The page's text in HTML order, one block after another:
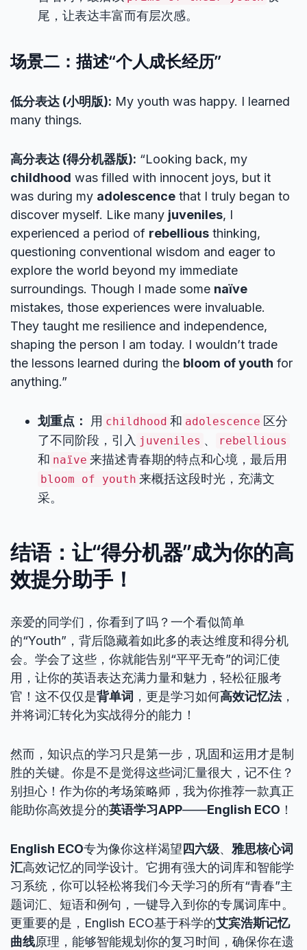
尾，让表达丰富而有层次感。
场景二：描述“个人成长经历”
低分表达 (小明版): My youth was happy. I learned
many things.
高分表达 (得分机器版): “Looking back, my
childhood was filled with innocent joys, but it
was during my adolescence that I truly began to
discover myself. Like many juveniles, I
experienced a period of rebellious thinking,
questioning conventional wisdom and eager to
explore the world beyond my immediate
surroundings. Though I made some naïve
mistakes, those experiences were invaluable.
They taught me resilience and independence,
shaping the person I am today. I wouldn’t trade
the lessons learned during the bloom of youth for
anything.”
划重点： 用 childhood 和 adolescence 区分
了不同阶段，引入 juveniles 、 rebellious
和 naïve 来描述青春期的特点和心境，最后用
bloom of youth 来概括这段时光，充满文
采。
结语：让“得分机器”成为你的高
效提分助手！
亲爱的同学们，你看到了吗？一个看似简单
的“Youth”，背后隐藏着如此多的表达维度和得分机
会。学会了这些，你就能告别“平平无奇”的词汇使
用，让你的英语表达充满力量和魅力，轻松征服考
官！这不仅仅是背单词 ，更是学习如何高效记忆法，
并将词汇转化为实战得分的能力！
然而，知识点的学习只是第一步，巩固和运用才是制
胜的关键。你是不是觉得这些词汇量很大，记不住？
别担心！作为你的考场策略师，我为你推荐一款真正
能助你高效提分的英语学习APP——English ECO ！
English ECO专为像你这样渴望 四六级、 雅思核心词
汇高效记忆的同学设计。它拥有强大的词库和智能学
习系统，你可以轻松将我们今天学习的所有“青春”主
题词汇、短语和例句，一键导入到你的专属词库中。
更重要的是，English ECO基于科学的艾宾浩斯记忆
曲线原理，能够智能规划你的复习时间，确保你在遗